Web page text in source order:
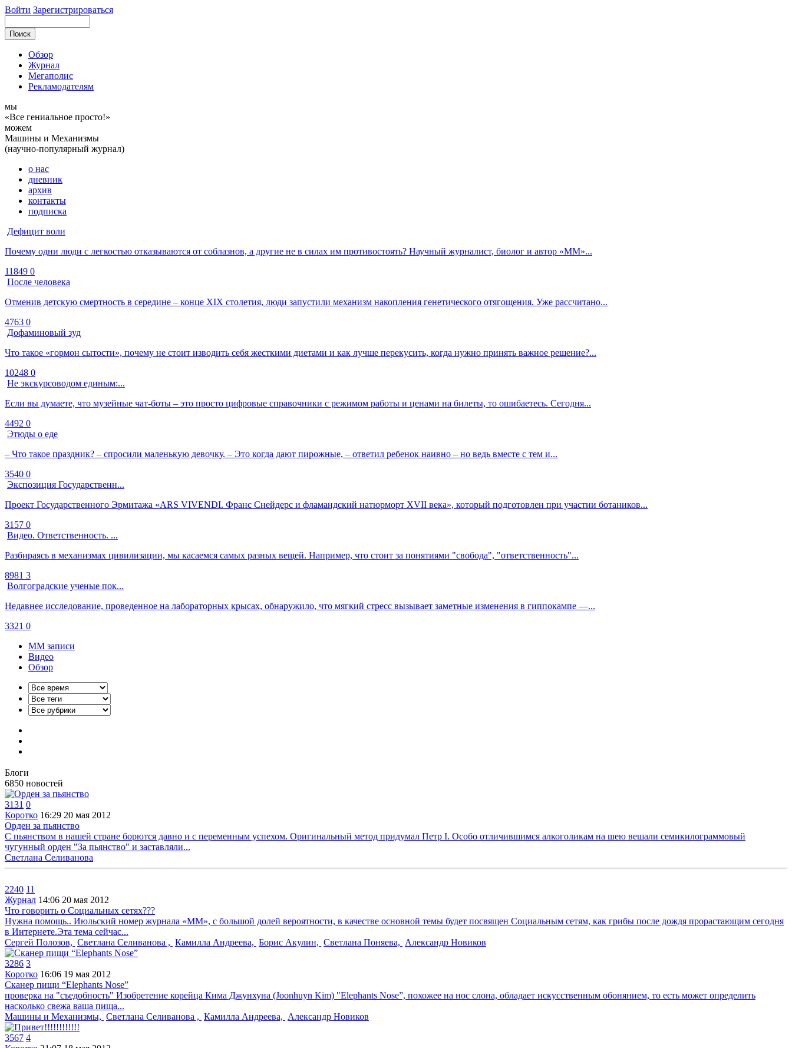
Войти Зарегистрироваться
Обзор
Журнал
Мегаполис
Рекламодателям
мы
«Все гениальное просто!»
можем
Машины и Механизмы
(научно-популярный журнал)
о нас
дневник
архив
контакты
подписка
Дефицит воли
Почему одни люди с легкостью отказываются от соблазнов, а другие не в силах им противостоять? Научный журналист, биолог и автор «ММ»...
11849 0
После человека
Отменив детскую смертность в середине – конце XIX столетия, люди запустили механизм накопления генетического отягощения. Уже рассчитано...
4763 0
Дофаминовый зуд
Что такое «гормон сытости», почему не стоит изводить себя жесткими диетами и как лучше перекусить, когда нужно принять важное решение?...
10248 0
Не экскурсоводом единым:...
Если вы думаете, что музейные чат-боты – это просто цифровые справочники с режимом работы и ценами на билеты, то ошибаетесь. Сегодня...
4492 0
Этюды о еде
– Что такое праздник? – спросили маленькую девочку. – Это когда дают пирожные, – ответил ребенок наивно – но ведь вместе с тем и...
3540 0
Экспозиция Государственн...
Проект Государственного Эрмитажа «ARS VIVENDI. Франс Снейдерс и фламандский натюрморт XVII века», который подготовлен при участии ботаников...
3157 0
Видео. Ответственность. ...
Разбираясь в механизмах цивилизации, мы касаемся самых разных вещей. Например, что стоит за понятиями "свобода", "ответственность"...
8981 3
Волгоградские ученые пок...
Недавнее исследование, проведенное на лабораторных крысах, обнаружило, что мягкий стресс вызывает заметные изменения в гиппокампе —...
3321 0
ММ записи
Видео
Обзор
Блоги
6850 новостей
3131 0
Коротко 16:29 20 мая 2012
Орден за пьянство
С пьянством в нашей стране борются давно и с переменным успехом. Оригинальный метод придумал Петр I. Особо отличившимся алкоголикам на шею вешали семикилограммовый
чугунный орден "За пьянство" и заставляли...
Светлана Селиванова
2240 11
Журнал 14:06 20 мая 2012
Что говорить о Социальных сетях???
Нужна помощь.. Июльский номер журнала «ММ», с большой долей вероятности, в качестве основной темы будет посвящен Социальным сетям, как грибы после дождя прорастающим сегодня
в Интернете.Эта тема сейчас...
Сергей Полозов, Светлана Селиванова , Камилла Андреева, Борис Акулин, Светлана Поняева, Александр Новиков
3286 3
Коротко 16:06 19 мая 2012
Сканер пищи “Elephants Nose”
проверка на "съедобность" Изобретение корейца Кима Джунхуна (Joonhuyn Kim) "Elephants Nose”, похожее на нос слона, обладает искусственным обонянием, то есть может определить
насколько свежа ваша пища...
Машины и Механизмы, Светлана Селиванова , Камилла Андреева, Александр Новиков
3567 4